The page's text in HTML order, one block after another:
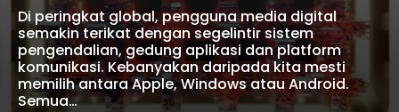
Di peringkat global, pengguna media digital
semakin terikat dengan segelintir sistem
pengendalian, gedung aplikasi dan platform
komunikasi. Kebanyakan daripada kita mesti
memilih antara Apple, Windows atau Android.
Semua…